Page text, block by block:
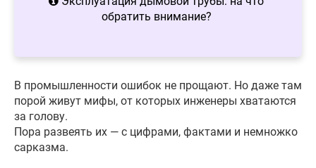
обратить внимание?
В промышленности ошибок не прощают. Но даже там
порой живут мифы, от которых инженеры хватаются
за голову.
Пора развеять их — с цифрами, фактами и немножко
сарказма.